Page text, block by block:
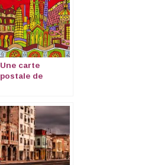
Une carte
postale de